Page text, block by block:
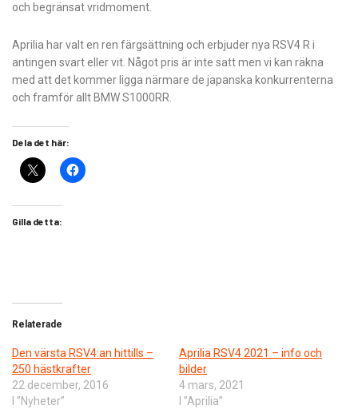
och begränsat vridmoment.
Aprilia har valt en ren färgsättning och erbjuder nya RSV4 R i
antingen svart eller vit. Något pris är inte satt men vi kan räkna
med att det kommer ligga närmare de japanska konkurrenterna
och framför allt BMW S1000RR.
Dela det här:
Gilla detta:
Relaterade
Den värsta RSV4:an hittills –
250 hästkrafter
22 december, 2016
I ”Nyheter”
Aprilia RSV4 2021 – info och
bilder
4 mars, 2021
I ”Aprilia”